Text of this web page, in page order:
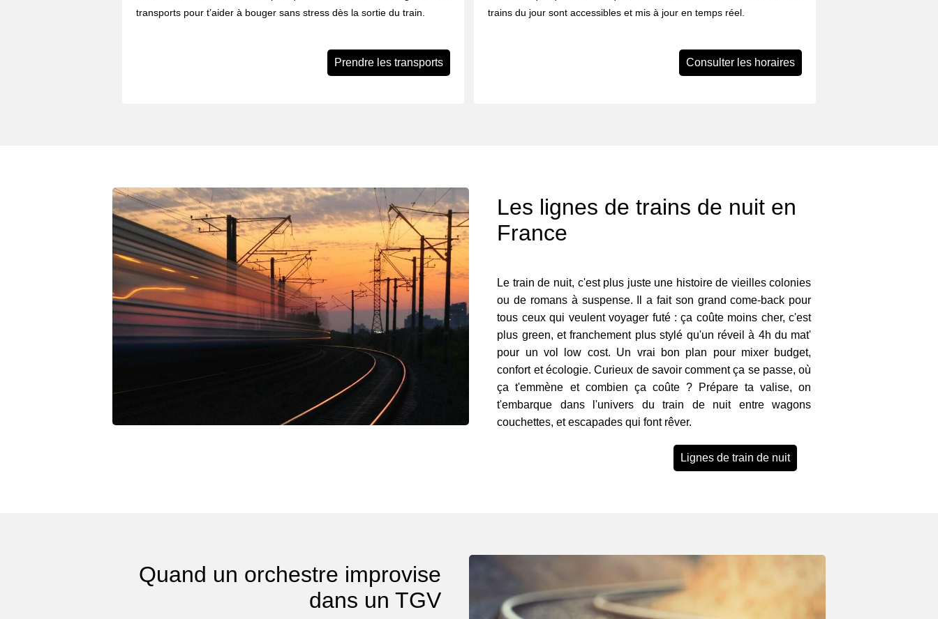
transports pour t’aider à bouger sans stress dès la sortie du train.
Prendre les transports
trains du jour sont accessibles et mis à jour en temps réel.
Consulter les horaires
Les lignes de trains de nuit en
France
Le train de nuit, c'est plus juste une histoire de vieilles colonies
ou de romans à suspense. Il a fait son grand come-back pour
tous ceux qui veulent voyager futé : ça coûte moins cher, c'est
plus green, et franchement plus stylé qu'un réveil à 4h du mat'
pour un vol low cost. Un vrai bon plan pour mixer budget,
confort et écologie. Curieux de savoir comment ça se passe, où
ça t'emmène et combien ça coûte ? Prépare ta valise, on
t'embarque dans l'univers du train de nuit entre wagons
couchettes, et escapades qui font rêver.
Lignes de train de nuit
Quand un orchestre improvise
dans un TGV